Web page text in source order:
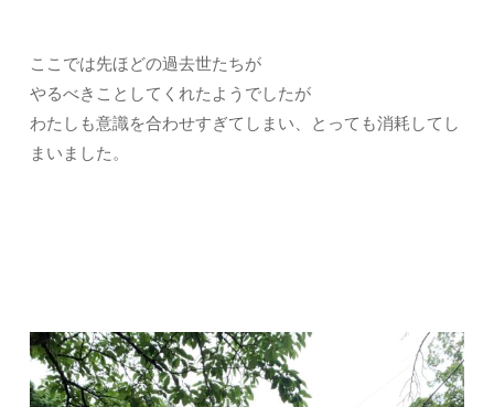
ここでは先ほどの過去世たちが
やるべきことしてくれたようでしたが
わたしも意識を合わせすぎてしまい、とっても消耗してし
まいました。